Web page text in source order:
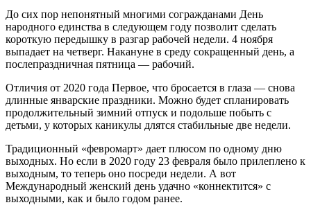
До сих пор непонятный многими согражданами День
народного единства в следующем году позволит сделать
короткую передышку в разгар рабочей недели. 4 ноября
выпадает на четверг. Накануне в среду сокращенный день, а
послепраздничная пятница — рабочий.
Отличия от 2020 года Первое, что бросается в глаза — снова
длинные январские праздники. Можно будет спланировать
продолжительный зимний отпуск и подольше побыть с
детьми, у которых каникулы длятся стабильные две недели.
Традиционный «февромарт» дает плюсом по одному дню
выходных. Но если в 2020 году 23 февраля было прилеплено к
выходным, то теперь оно посреди недели. А вот
Международный женский день удачно «коннектится» с
выходными, как и было годом ранее.